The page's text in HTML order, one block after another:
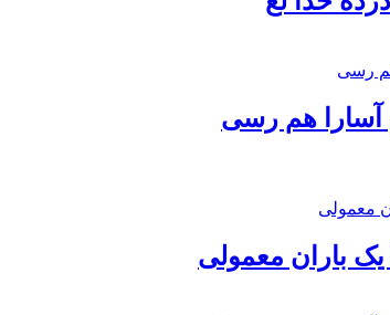
آسارا هم رسی
یک باران معمولی